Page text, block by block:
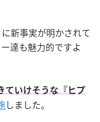
新事実が明かされて
達も魅力的ですよ
ていけそうな『ヒプ
しました。